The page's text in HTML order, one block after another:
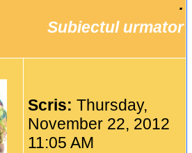
Subiectul urmator
Scris:Thursday,
November 22, 2012
11:05 AM